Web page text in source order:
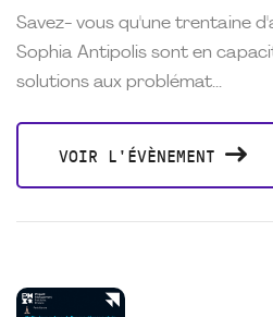
Savez- vous qu'une trentaine
Sophia Antipolis sont en
solutions aux problémat...
VOIR L'ÉVÈNEMENT